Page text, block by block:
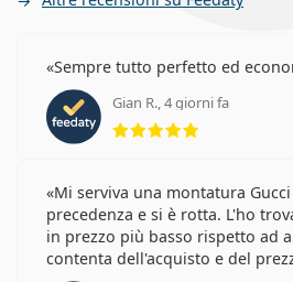
Sempre tutto perfetto ed
Gian R., 4 giorni fa
Mi serviva una montatura
precedenza e si è rotta. L'ho
in prezzo più basso rispetto ad
contenta dell'acquisto e del